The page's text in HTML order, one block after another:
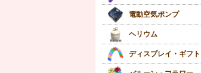
電動空気ポンプ
ヘリウム
ディスプレイ・ギフト